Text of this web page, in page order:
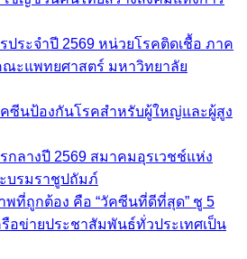
ประจำปี 2569 หน่วยโรคติดเชื้อ ภาค
ณะแพทยศาสตร์ มหาวิทยาลัย
ซีนป้องกันโรคสำหรับผู้ใหญ่และผู้สูง
กลางปี 2569 สมาคมอุรเวชช์แห่ง
บรมราชูปถัมภ์
พที่ถูกต้อง คือ “วัคซีนที่ดีที่สุด” ชู 5
อข่ายประชาสัมพันธ์ทั่วประเทศเป็น